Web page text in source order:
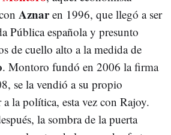
Aznaren 1996, que llegó a ser
Pública española y presunto
de cuello alto a la medida de
. Montoro fundó en 2006 la firma
se la vendió a su propio
la política, esta vez con Rajoy.
la sombra de la puerta